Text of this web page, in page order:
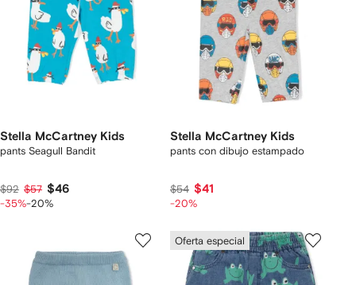
Stella McCartney Kids
pants Seagull Bandit
$92 $57 $46
-35%-20%
Stella McCartney Kids
pants con dibujo estampado
$54 $41
-20%
Oferta especial